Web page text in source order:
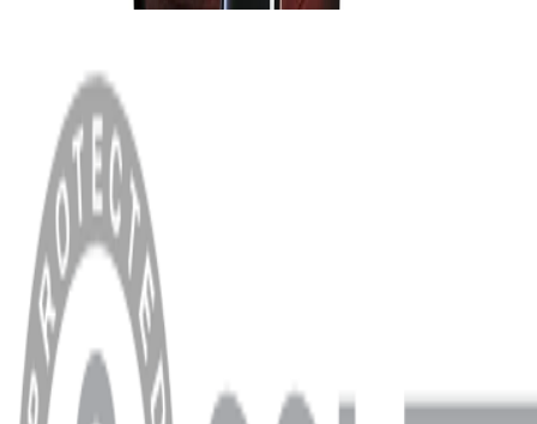
MENÜ
Anasayfa
Hakkımızda
Blog
MÜŞTERİ HİZMETLERİ
Hesabım
Sipariş Sorgulama
Banka Hesap Bilgileri
YARDIM VE DESTEK